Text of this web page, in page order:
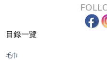
目錄一覽
毛巾